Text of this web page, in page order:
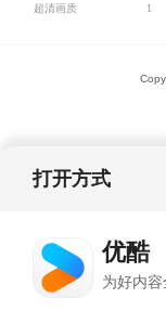
超清画质 1
打开方式
优酷
为好内容